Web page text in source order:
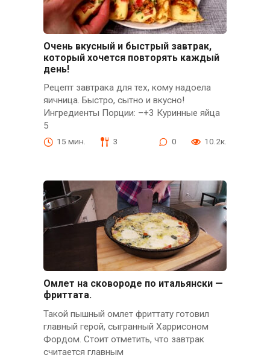
Очень вкусный и быстрый завтрак,
который хочется повторять каждый
день!
Рецепт завтрака для тех, кому надоела
яичница. Быстро, сытно и вкусно!
Ингредиенты Порции: –+3 Куринные яйца
5
15 мин. 3 0 10.2к.
Омлет на сковороде по итальянски —
фриттата.
Такой пышный омлет фриттату готовил
главный герой, сыгранный Харрисоном
Фордом. Стоит отметить, что завтрак
считается главным